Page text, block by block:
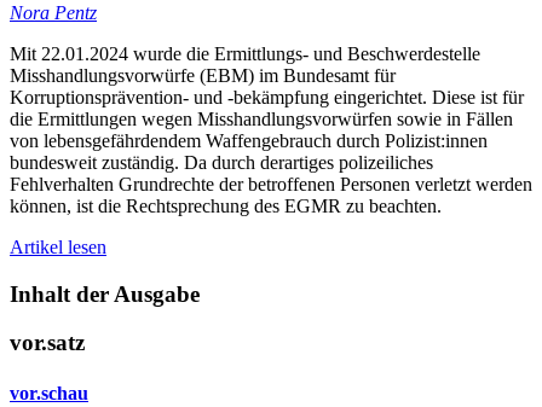
Nora Pentz
Mit 22.01.2024 wurde die Ermittlungs- und Beschwerdestelle
Misshandlungsvorwürfe (EBM) im Bundesamt für
Korruptionsprävention- und -bekämpfung eingerichtet. Diese ist für
die Ermittlungen wegen Misshandlungsvorwürfen sowie in Fällen
von lebensgefährdendem Waffengebrauch durch Polizist:innen
bundesweit zuständig. Da durch derartiges polizeiliches
Fehlverhalten Grundrechte der betroffenen Personen verletzt werden
können, ist die Rechtsprechung des EGMR zu beachten.
Artikel lesen
Inhalt der Ausgabe
vor.satz
vor.schau